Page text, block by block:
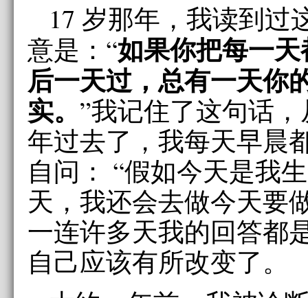
17 岁那年，我读到过
意是：“如果你把每一
后一天过，总有一天你
实。 ”我记住了这句话
年过去了，我每天早晨
自问： “假如今天是我
天，我还会去做今天要
一连许多天我的回答都
自己应该有所改变了。